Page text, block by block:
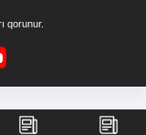
qorunur.